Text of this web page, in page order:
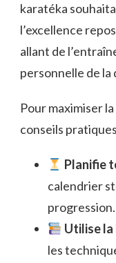
karatéka
l’excellence
allant de
personnelle de la
Pour maximiser
conseils
Planifie
calendrier
progression.
Utilise
les